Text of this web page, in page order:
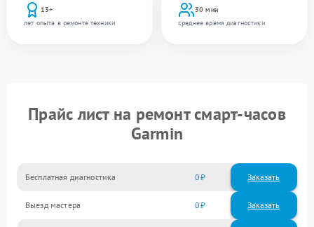
13+
лет опыта в ремонте техники
30 мин
среднее время диагностики
Прайс лист на ремонт смарт-часов
Garmin
Бесплатная диагностика 0 Заказать
Выезд мастера 0 Заказать